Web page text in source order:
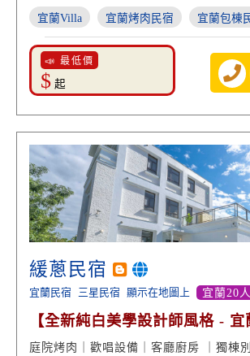
宿
宜蘭Villa 宜蘭烤肉民宿 宜蘭包棟
📣 最低價
$ 起
緩蔥民宿
宜蘭民宿 三星民宿 顯示在地圖上 宜蘭20
【全新純白美學設計師風格 - 宜
歡唱娛樂】
庭院烤肉｜歡唱設備｜客廳廚房 ｜獨棟